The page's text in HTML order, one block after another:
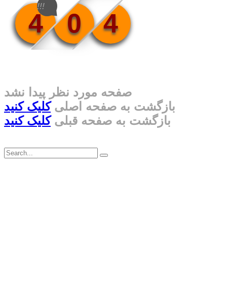
4 0 4
!!!
صفحه مورد نظر پیدا نشد
بازگشت به صفحه اصلیکلیک کنید
بازگشت به صفحه قبلیکلیک کنید